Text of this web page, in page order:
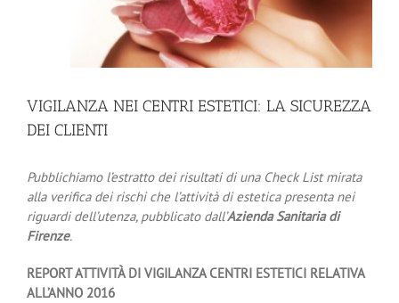
VIGILANZA NEI CENTRI ESTETICI: LA SICUREZZA
DEI CLIENTI
Pubblichiamo l’estratto dei risultati di una Check List mirata
alla verifica dei rischi che l’attività di estetica presenta nei
riguardi dell’utenza, pubblicato dall’Azienda Sanitaria di
Firenze.
REPORT ATTIVITÀ DI VIGILANZA CENTRI ESTETICI RELATIVA
ALL’ANNO 2016